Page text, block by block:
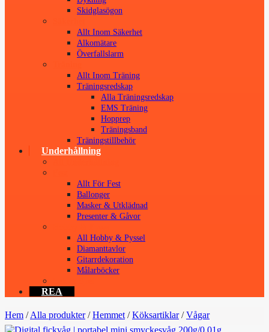
Skidglasögon
Allt Inom Säkerhet
Alkomätare
Överfallslarm
Allt Inom Träning
Träningsredskap
Alla Träningsredskap
EMS Träning
Hopprep
Träningsband
Träningstillbehör
Underhållning
Allt För Fest
Ballonger
Masker & Utklädnad
Presenter & Gåvor
All Hobby & Pyssel
Diamanttavlor
Gitarrdekoration
Målarböcker
REA
Hem / Alla produkter / Hemmet / Köksartiklar / Vågar